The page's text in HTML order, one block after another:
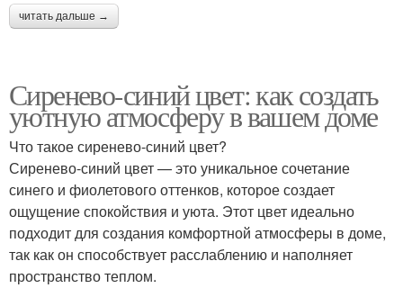
читать дальше →
Сиренево-синий цвет: как создать
уютную атмосферу в вашем доме
Что такое сиренево-синий цвет?
Сиренево-синий цвет — это уникальное сочетание
синего и фиолетового оттенков, которое создает
ощущение спокойствия и уюта. Этот цвет идеально
подходит для создания комфортной атмосферы в доме,
так как он способствует расслаблению и наполняет
пространство теплом.